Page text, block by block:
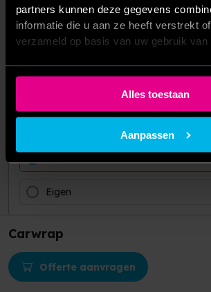
partners kunnen deze gegevens
informatie die u aan ze heeft verstrekt
verzameld op basis van uw gebruik
Alles toestaan
Aanpassen
Afwerking
Schoonsnijden
Contoursnijden (through cut)
Formaat (breedte x hoogte)
Eigen
Carwrap
Offerte aanvragen